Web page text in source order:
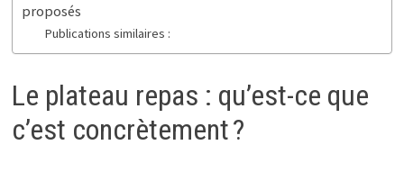
proposés
Publications similaires :
Le plateau repas : qu’est-ce que
c’est concrètement ?